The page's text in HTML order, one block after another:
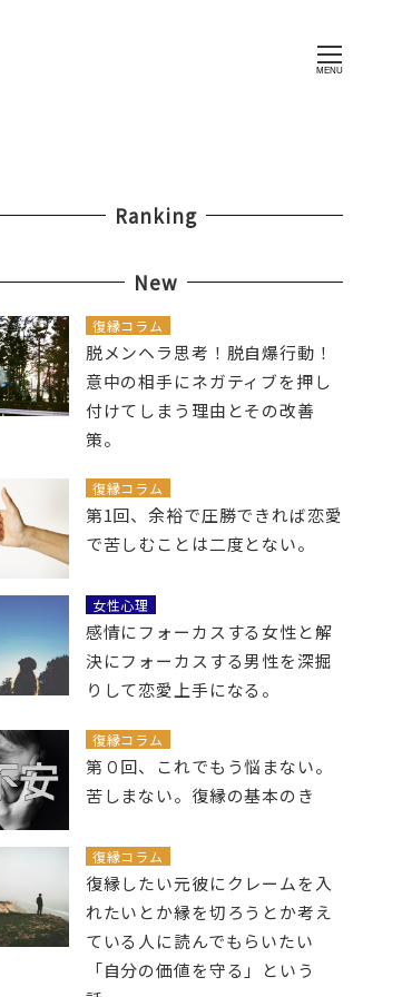
MENU
Ranking
New
復縁コラム
脱メンヘラ思考！脱自爆行動！
意中の相手にネガティブを押し
付けてしまう理由とその改善
策。
復縁コラム
第1回、余裕で圧勝できれば恋愛
で苦しむことは二度とない。
女性心理
感情にフォーカスする女性と解
決にフォーカスする男性を深掘
りして恋愛上手になる。
復縁コラム
第０回、これでもう悩まない。
苦しまない。復縁の基本のき
復縁コラム
復縁したい元彼にクレームを入
れたいとか縁を切ろうとか考え
ている人に読んでもらいたい
「自分の価値を守る」という